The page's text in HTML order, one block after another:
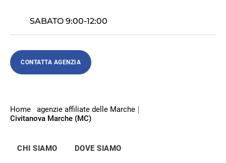
SABATO 9:00-12:00
CONTATTA AGENZIA
Home
agenzie affiliate delle Marche
Civitanova Marche (MC)
CHI SIAMO DOVE SIAMO